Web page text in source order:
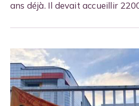
ans déjà. Il devait accueillir